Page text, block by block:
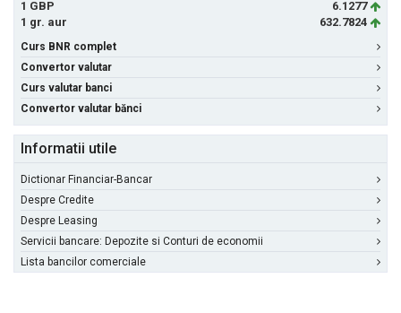
1 GBP
6.1277
1 gr. aur
632.7824
Curs BNR complet
Convertor valutar
Curs valutar banci
Convertor valutar bănci
Informatii utile
Dictionar Financiar-Bancar
Despre Credite
Despre Leasing
Servicii bancare: Depozite si Conturi de economii
Lista bancilor comerciale